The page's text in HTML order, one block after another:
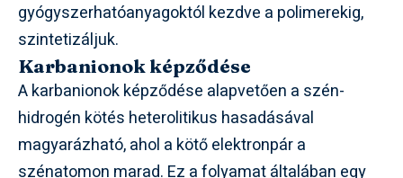
gyógyszerhatóanyagoktól kezdve a polimerekig,
szintetizáljuk.
Karbanionok képződése
A karbanionok képződése alapvetően a szén-
hidrogén kötés heterolitikus hasadásával
magyarázható, ahol a kötő elektronpár a
szénatomon marad. Ez a folyamat általában egy